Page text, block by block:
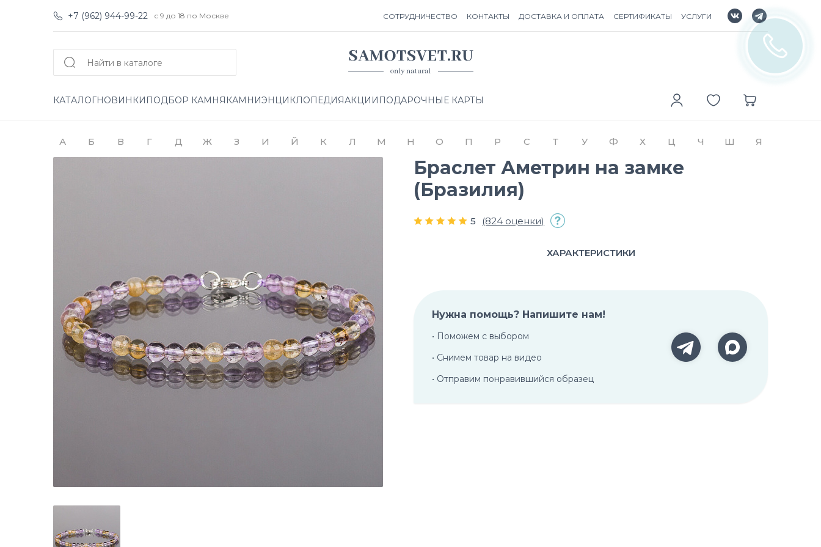
+7 (962) 944-99-22 с 9 до 18 по Москве СОТРУДНИЧЕСТВО КОНТАКТЫ ДОСТАВКА И ОПЛАТА СЕРТИФИКАТЫ УСЛУГИ
КАТАЛОГНОВИНКИ ПОДБОР КАМНЯ КАМНИЭНЦИКЛОПЕДИЯАКЦИИ ПОДАРОЧНЫЕ КАРТЫ
А Б В Г Д Ж З И Й К Л М Н О П Р С Т У Ф Х Ц Ч Ш Я
Браслет Аметрин на замке
(Бразилия)
5 (824 оценки)
ХАРАКТЕРИСТИКИ
Нужна помощь? Напишите нам!
• Поможем с выбором
• Снимем товар на видео
• Отправим понравившийся образец